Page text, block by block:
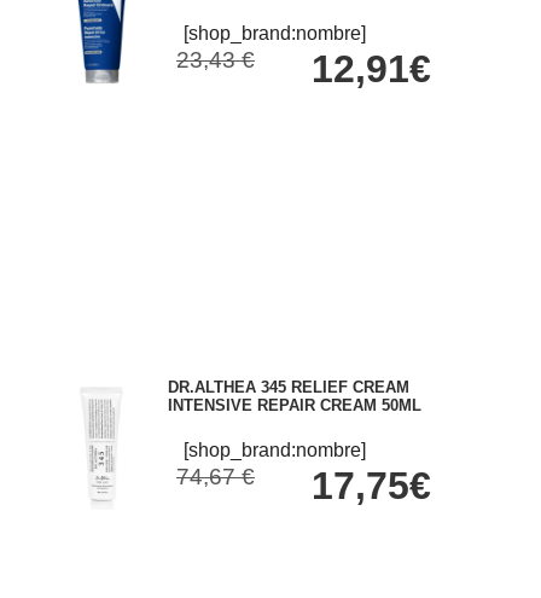
[shop_brand:nombre]
23,43 € 12,91€
DR.ALTHEA 345 RELIEF CREAM
INTENSIVE REPAIR CREAM 50ML
[shop_brand:nombre]
74,67 € 17,75€